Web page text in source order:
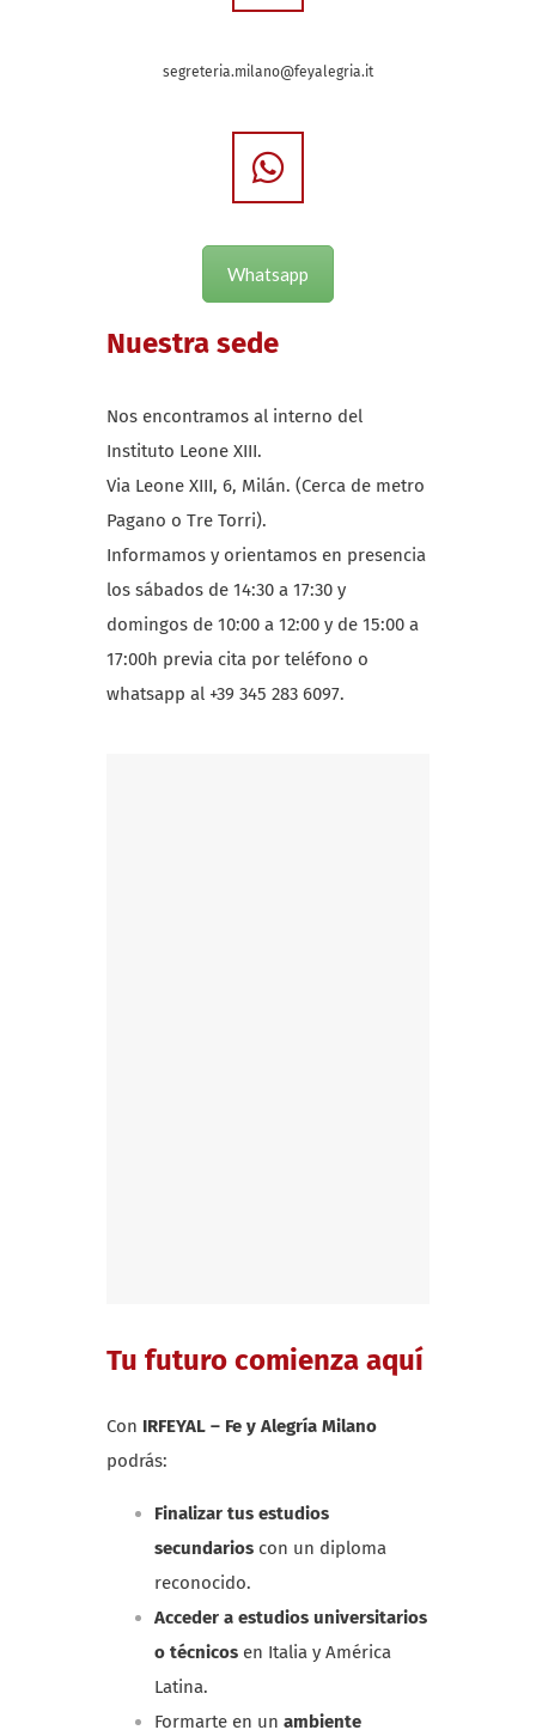
segreteria.milano@feyalegria.it
Whatsapp
Nuestra sede
Nos encontramos al interno del
Instituto Leone XIII.
Via Leone XIII, 6, Milán. (Cerca de metro
Pagano o Tre Torri).
Informamos y orientamos en presencia
los sábados de 14:30 a 17:30 y
domingos de 10:00 a 12:00 y de 15:00 a
17:00h previa cita por teléfono o
whatsapp al +39 345 283 6097.
Tu futuro comienza aquí
Con IRFEYAL – Fe y Alegría Milano
podrás:
Finalizar tus estudios
secundarios con un diploma
reconocido.
Acceder a estudios universitarios
o técnicos en Italia y América
Latina.
Formarte en un ambiente